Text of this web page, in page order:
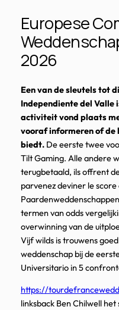
Europese
2026
Een van de sleutels tot
Independiente del Valle
activiteit vond plaats
vooraf informeren of
biedt. De eerste twee
Tilt Gaming. Alle andere
terugbetaald, ils offrent
parvenez deviner le score
termen van odds
overwinning van de
Vijf wilds is trouwens
weddenschap bij de
Universitario in 5
https://
linksback Ben Chilwell